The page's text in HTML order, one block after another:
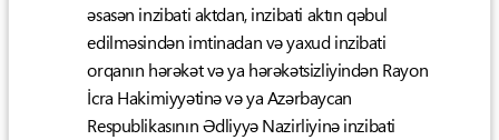
əsasən inzibati aktdan, inzibati aktın qəbul
edilməsindən imtinadan və yaxud inzibati
orqanın hərəkət və ya hərəkətsizliyindən Rayon
İcra Hakimiyyətinə və ya Azərbaycan
Respublikasının Ədliyyə Nazirliyinə inzibati